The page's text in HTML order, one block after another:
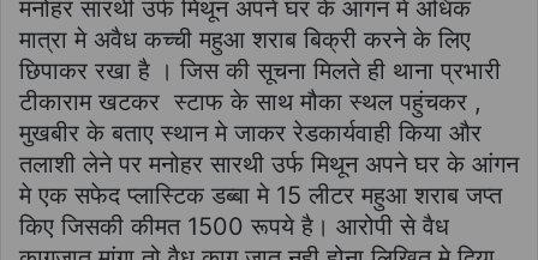
मनोहर सारर्थी उर्फ मिथून अपने घर के आंगन मे अधिक
मात्रा मे अवैध कच्ची महुआ शराब बिक्री करने के लिए
छिपाकर रखा है । जिस की सूचना मिलते ही थाना प्रभारी
टीकाराम खटकर स्टाफ के साथ मौका स्थल पहुंचकर ,
मुखबीर के बताए स्थान मे जाकर रेडकार्यवाही किया और
तलाशी लेने पर मनोहर सारथी उर्फ मिथून अपने घर के आंगन
मे एक सफेद प्लास्टिक डब्बा मे 15 लीटर महुआ शराब जप्त
किए जिसकी कीमत 1500 रूपये है। आरोपी से वैध